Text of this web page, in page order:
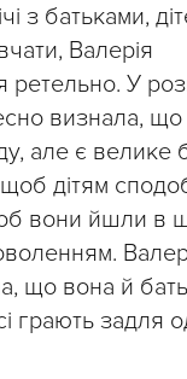
з батьками,
Валерія
ретельно. У
визнала, що
але є велике
дітям
вони йшли в
що вона й
грають задля